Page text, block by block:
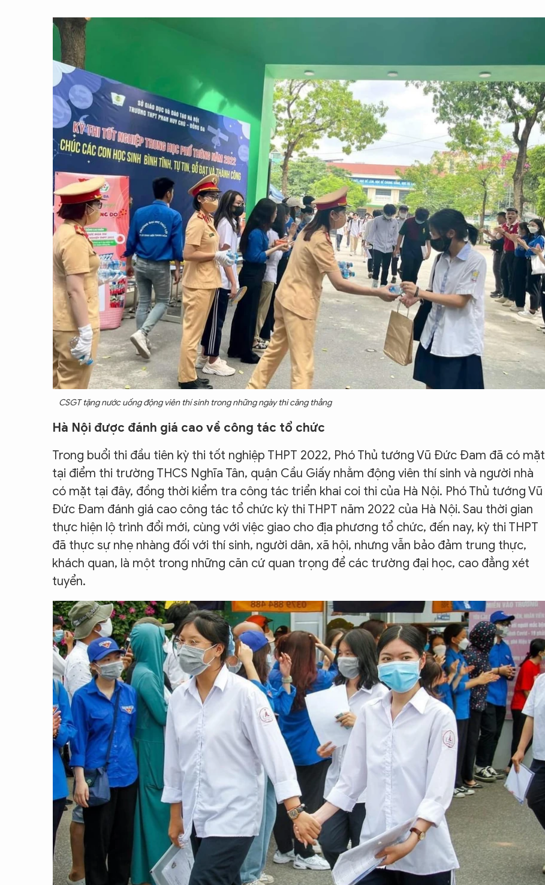
CSGT tặng nước uống động viên thí sinh trong những ngày thi căng thẳng
Hà Nội được đánh giá cao về công tác tổ chức
Trong buổi thi đầu tiên kỳ thi tốt nghiệp THPT 2022, Phó Thủ tướng Vũ Đức Đam đã có mặt
tại điểm thi trường THCS Nghĩa Tân, quận Cầu Giấy nhằm động viên thí sinh và người nhà
có mặt tại đây, đồng thời kiểm tra công tác triển khai coi thi của Hà Nội. Phó Thủ tướng Vũ
Đức Đam đánh giá cao công tác tổ chức kỳ thi THPT năm 2022 của Hà Nội. Sau thời gian
thực hiện lộ trình đổi mới, cùng với việc giao cho địa phương tổ chức, đến nay, kỳ thi THPT
đã thực sự nhẹ nhàng đối với thí sinh, người dân, xã hội, nhưng vẫn bảo đảm trung thực,
khách quan, là một trong những căn cứ quan trọng để các trường đại học, cao đẳng xét
tuyển.